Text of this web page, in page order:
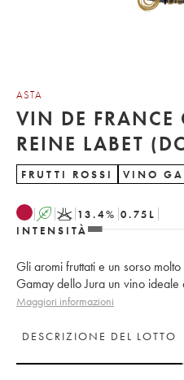
ASTA
VIN DE FRANCE
REINE LABET
FRUTTI ROSSI VINO
A K 13.4% 0.75 L
INTENSITÀ
Gli aromi fruttati e un sorso
Gamay dello Jura un vino ideale
Maggiori informazioni
DESCRIZIONE DEL LOTTO